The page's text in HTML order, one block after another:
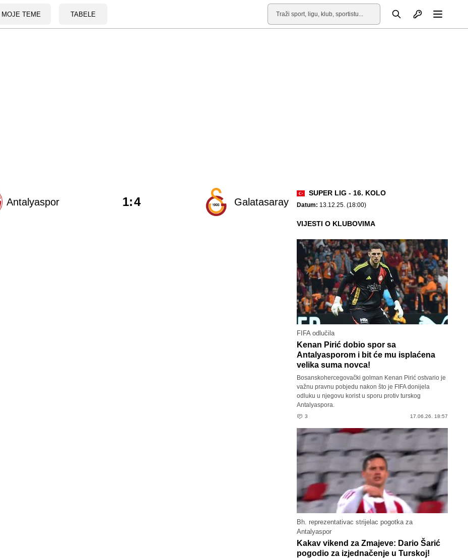
MOJE TEME TABELE
Pretraga Otvori profil
Antalyaspor Galatasaray
1:4
SUPER LIG - 16. KOLO
Datum: 13.12.25. (18:00)
VIJESTI O KLUBOVIMA
FIFA odlučila
Kenan Pirić dobio spor sa
Antalyasporom i bit će mu isplaćena
velika suma novca!
Bosanskohercegovački golman Kenan Pirić ostvario je
važnu pravnu pobjedu nakon što je FIFA donijela
odluku u njegovu korist u sporu protiv turskog
Antalyaspora.
3 17.06.26. 18:57
Bh. reprezentativac strijelac pogotka za
Antalyaspor
Kakav vikend za Zmajeve: Dario Šarić
pogodio za izjednačenje u Turskoj!